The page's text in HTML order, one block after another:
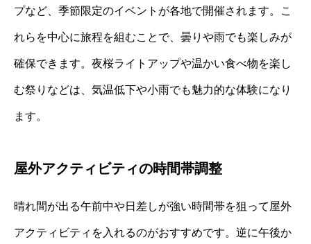
プなど、季節限定のイベントが各地で開催されます。こ
れらを中心に旅程を組むことで、曇りや雨でも楽しみが
確保できます。夜桜ライトアップや温かい食べ物を楽し
む祭りなどは、気温低下や小雨でも魅力的な体験になり
ます。
屋外アクティビティの時間帯調整
晴れ間が出る午前中や日差しが強い時間帯を狙って屋外
アクティビティを入れるのがおすすめです。逆に午後か